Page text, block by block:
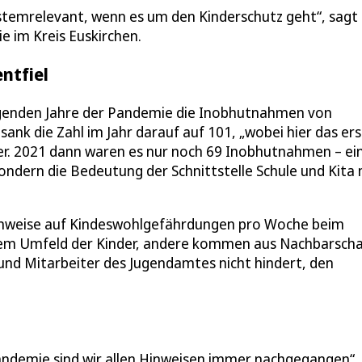
wenn es um den Kinderschutz geht“, sagt
im Kreis Euskirchen.
Jahre der Pandemie die Inobhutnahmen von
die Zahl im Jahr darauf auf 101, „wobei hier das
2021 dann waren es nur noch 69 Inobhutnahmen –
die Bedeutung der Schnittstelle Schule und Kita
auf Kindeswohlgefährdungen pro Woche beim
Umfeld der Kinder, andere kommen aus
Mitarbeiter des Jugendamtes nicht hindert, den